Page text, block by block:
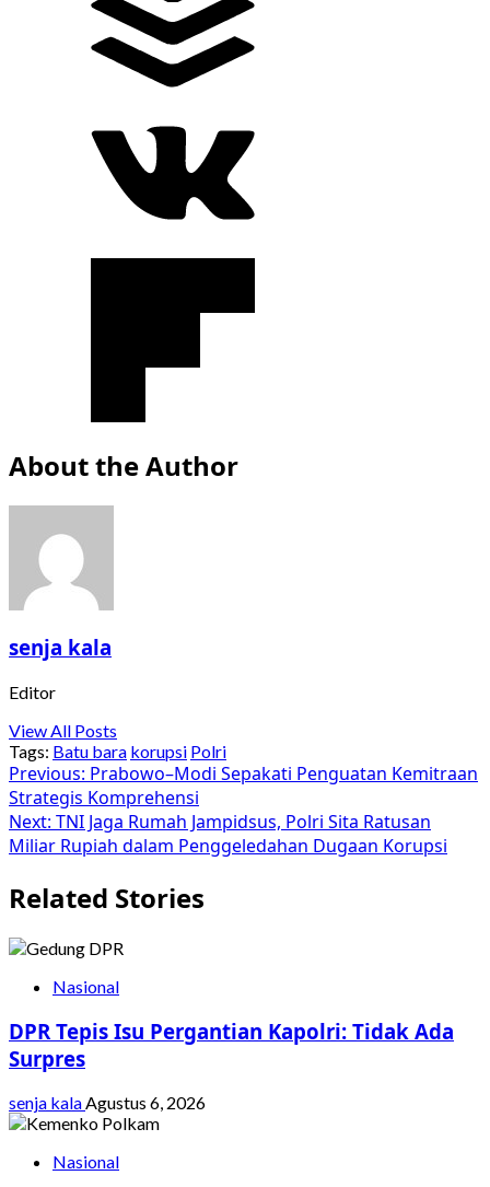
About the Author
senja kala
Editor
View All Posts
Tags: Batu bara korupsi Polri
Post
navigation
Previous: Prabowo–Modi Sepakati Penguatan Kemitraan
Strategis Komprehensi
Next: TNI Jaga Rumah Jampidsus, Polri Sita Ratusan
Miliar Rupiah dalam Penggeledahan Dugaan Korupsi
Related Stories
Nasional
DPR Tepis Isu Pergantian Kapolri: Tidak Ada
Surpres
senja kalaAgustus 6, 2026
Nasional